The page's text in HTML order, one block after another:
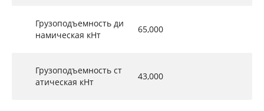
Грузоподъемность ди
намическая кНт
65,000
Грузоподъемность ст
атическая кНт
43,000